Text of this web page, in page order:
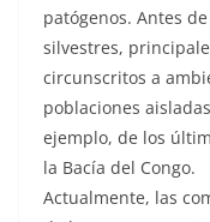
patógenos. Antes
silvestres,
circunscritos a
poblaciones
ejemplo, de los
la Bacía del Congo.
Actualmente, las